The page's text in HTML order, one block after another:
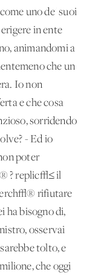
uno de' suoi
in ente
animandomi a
che un
Io non
e che cosa
sorridendo
- Ed io
poter
? replic√≤ il
rifiutare
ha bisogno di,
osservai
tolto, e
che oggi